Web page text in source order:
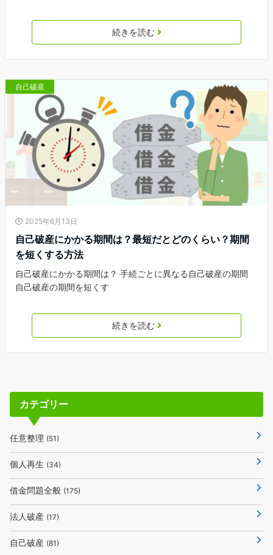
続きを読む
自己破産
2025年6月13日
自己破産にかかる期間は？最短だとどのくらい？期間
を短くする方法
自己破産にかかる期間は？ 手続ごとに異なる自己破産の期間
自己破産の期間を短くす
続きを読む
カテゴリー
任意整理 (51)
個人再生 (34)
借金問題全般 (175)
法人破産 (17)
自己破産 (81)